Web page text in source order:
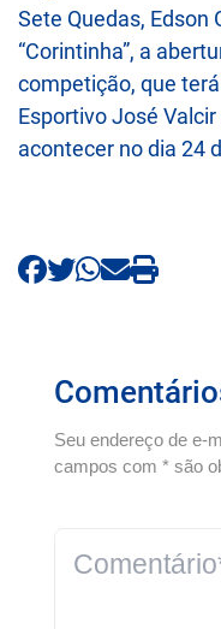
Sete Quedas, Edson
“Corintinha”, a
competição, que
Esportivo José
acontecer no dia 24
Seu endereço de e-
campos com * são